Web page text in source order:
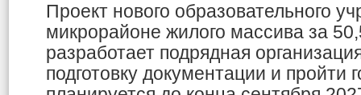
Проект нового образовательного
микрорайоне жилого массива за
разработает подрядная
подготовку документации и пройти